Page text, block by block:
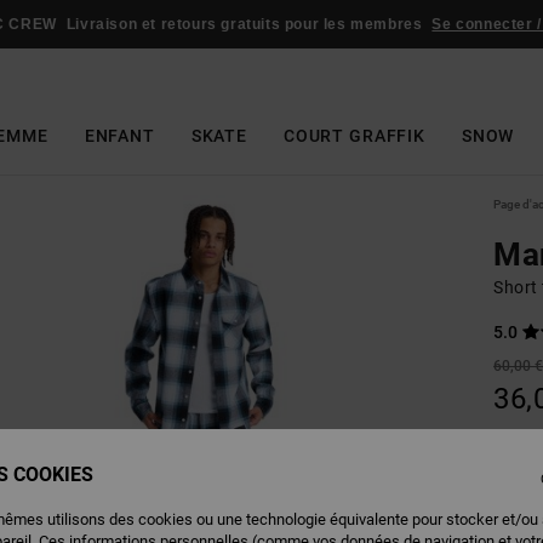
CREW Livraison et retours gratuits pour les membres Se connecter
ENFANT SKATE COURT GRAFFIK SNOW
Page
Short
5.0
60,00 €
COOKIES
utilisons des cookies ou une technologie équivalente pour stocker et/ou